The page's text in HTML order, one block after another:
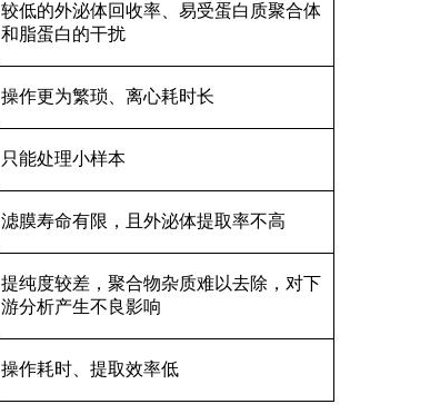
较低的外泌体回收率、易受蛋白质聚合体
和脂蛋白的干扰
操作更为繁琐、离心耗时长
只能处理小样本
滤膜寿命有限，且外泌体提取率不高
提纯度较差，聚合物杂质难以去除，对下
游分析产生不良影响
操作耗时、提取效率低